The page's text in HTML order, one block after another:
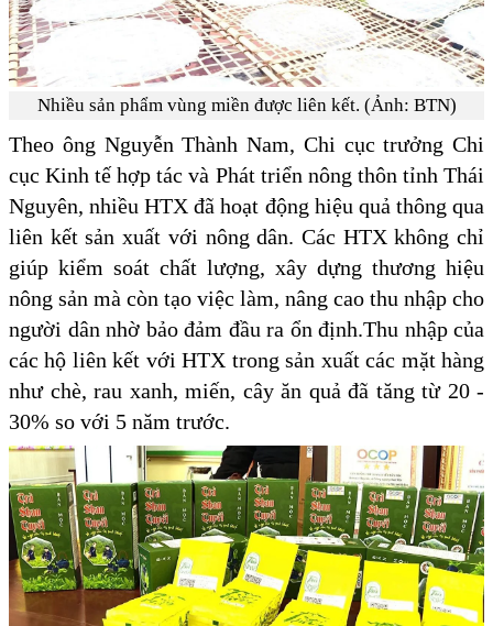
Nhiều sản phẩm vùng miền được liên kết. (Ảnh: BTN)
Theo ông Nguyễn Thành Nam, Chi cục trưởng Chi
cục Kinh tế hợp tác và Phát triển nông thôn tỉnh Thái
Nguyên, nhiều HTX đã hoạt động hiệu quả thông qua
liên kết sản xuất với nông dân. Các HTX không chỉ
giúp kiểm soát chất lượng, xây dựng thương hiệu
nông sản mà còn tạo việc làm, nâng cao thu nhập cho
người dân nhờ bảo đảm đầu ra ổn định.Thu nhập của
các hộ liên kết với HTX trong sản xuất các mặt hàng
như chè, rau xanh, miến, cây ăn quả đã tăng từ 20 -
30% so với 5 năm trước.